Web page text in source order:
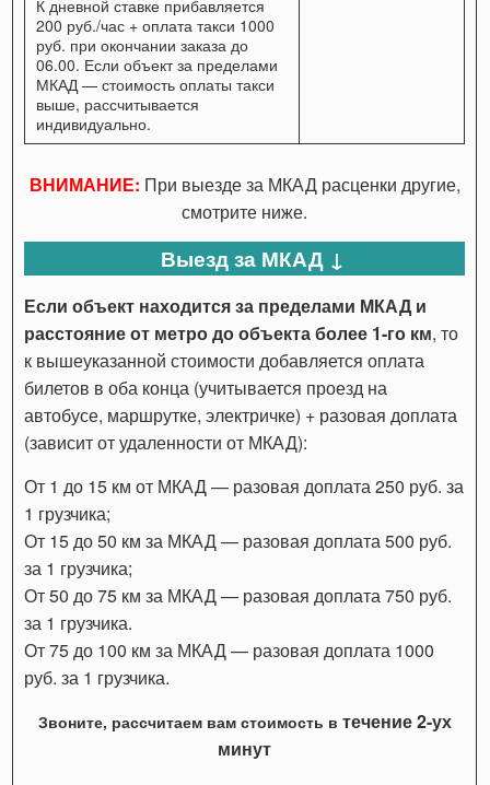
К дневной ставке прибавляется
200 руб./час + оплата такси 1000
руб. при окончании заказа до
06.00. Если объект за пределами
МКАД — стоимость оплаты такси
выше, рассчитывается
индивидуально.
ВНИМАНИЕ: При выезде за МКАД расценки другие,
смотрите ниже.
Выезд за МКАД ↓
Если объект находится за пределами МКАД и
расстояние от метро до объекта более 1-го км, то
к вышеуказанной стоимости добавляется оплата
билетов в оба конца (учитывается проезд на
автобусе, маршрутке, электричке) + разовая доплата
(зависит от удаленности от МКАД):
От 1 до 15 км от МКАД — разовая доплата 250 руб. за
1 грузчика;
От 15 до 50 км за МКАД — разовая доплата 500 руб.
за 1 грузчика;
От 50 до 75 км за МКАД — разовая доплата 750 руб.
за 1 грузчика.
От 75 до 100 км за МКАД — разовая доплата 1000
руб. за 1 грузчика.
Звоните, рассчитаем вам стоимость в течение 2-ух
минут